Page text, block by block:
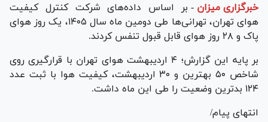
خبرگزاری میزان - بر اساس داده‌های شرکت کنترل کیفیت
هوای تهران، تهرانی‌ها طی دومین ماه سال ۱۴۰۵، یک روز هوای
پاک و ۲۸ روز هوای قابل قبول تنفس کردند.
بر پایه این گزارش؛ ۴ اردیبهشت هوای تهران با قرارگیری روی
شاخص ۵۰ بهترین و ۳۰ اردیبهشت، کیفیت هوا با ثبت عدد
۱۲۴ بدترین وضعیت را طی این ماه داشت.
انتهای پیام/